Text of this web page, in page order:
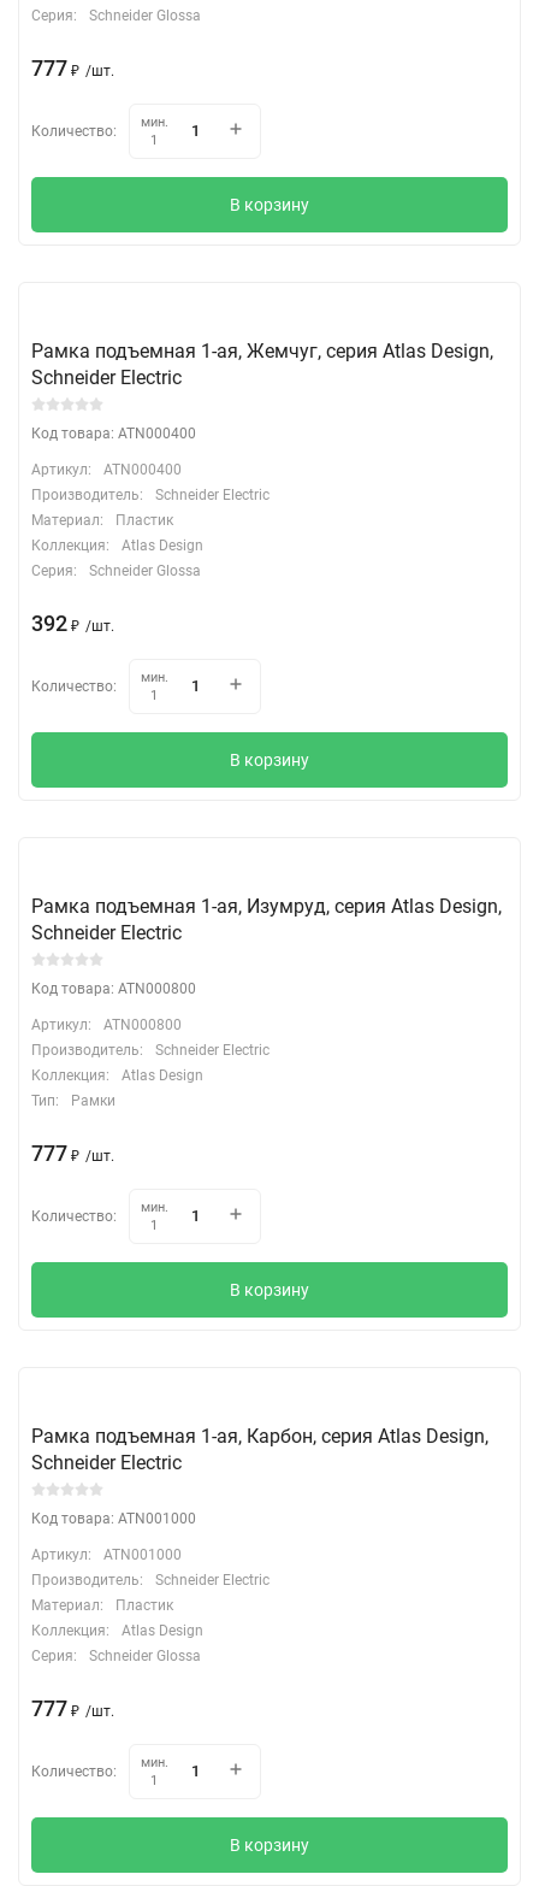
Серия:
Schneider Glossa
777 ₽ /шт.
Количество:
мин.
1
В корзину
Рамка подъемная 1-ая, Жемчуг, серия Atlas Design,
Schneider Electric
Код товара: ATN000400
Артикул:
ATN000400
Производитель:
Schneider Electric
Материал:
Пластик
Коллекция:
Atlas Design
Серия:
Schneider Glossa
392 ₽ /шт.
Количество:
мин.
1
В корзину
Рамка подъемная 1-ая, Изумруд, серия Atlas Design,
Schneider Electric
Код товара: ATN000800
Артикул:
ATN000800
Производитель:
Schneider Electric
Коллекция:
Atlas Design
Тип:
Рамки
777 ₽ /шт.
Количество:
мин.
1
В корзину
Рамка подъемная 1-ая, Карбон, серия Atlas Design,
Schneider Electric
Код товара: ATN001000
Артикул:
ATN001000
Производитель:
Schneider Electric
Материал:
Пластик
Коллекция:
Atlas Design
Серия:
Schneider Glossa
777 ₽ /шт.
Количество:
мин.
1
В корзину